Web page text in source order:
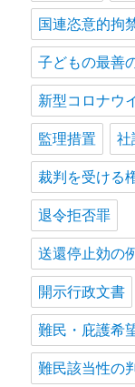
国連恣意的拘
子どもの最善
新型コロナウ
監理措置 社
裁判を受ける
退令拒否罪
送還停止効の
開示行政文書
難民・庇護希
難民該当性の